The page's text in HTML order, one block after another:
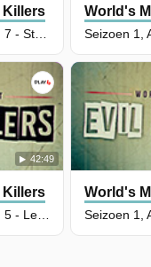
Killers
42:49
Killers
World's
World's